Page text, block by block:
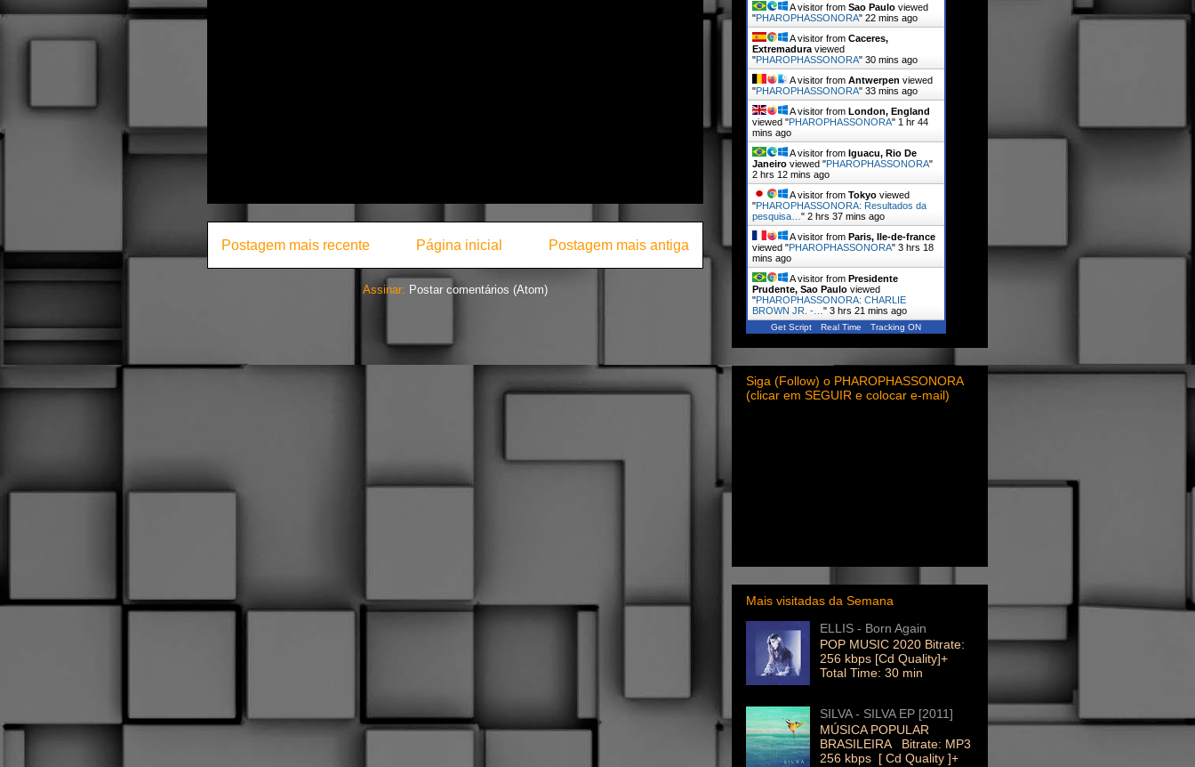
Postagem mais recente Postagem mais antiga
Página inicial
Assinar: Postar comentários (Atom)
A visitor from Sao Paulo viewed
"PHAROPHASSONORA" 22 mins ago
A visitor from Caceres,
Extremadura viewed
"PHAROPHASSONORA" 30 mins ago
A visitor from Antwerpen viewed
"PHAROPHASSONORA" 33 mins ago
A visitor from London, England
viewed "PHAROPHASSONORA" 1 hr 45
mins ago
A visitor from Iguacu, Rio De
Janeiro viewed "PHAROPHASSONORA"
2 hrs 12 mins ago
A visitor from Tokyo viewed
"PHAROPHASSONORA: Resultados da
pesquisa… " 2 hrs 37 mins ago
A visitor from Paris, Ile-de-france
viewed "PHAROPHASSONORA" 3 hrs 18
mins ago
A visitor from Presidente
Prudente, Sao Paulo viewed
"PHAROPHASSONORA: CHARLIE
BROWN JR. -… " 3 hrs 21 mins ago
Get Script Real Time Tracking ON
Siga (Follow) o PHAROPHASSONORA
(clicar em SEGUIR e colocar e-mail)
Mais visitadas da Semana
ELLIS - Born Again
POP MUSIC 2020 Bitrate:
256 kbps [Cd Quality]+
Total Time: 30 min
SILVA - SILVA EP [2011]
MÚSICA POPULAR
BRASILEIRA Bitrate: MP3
256 kbps [ Cd Quality ]+